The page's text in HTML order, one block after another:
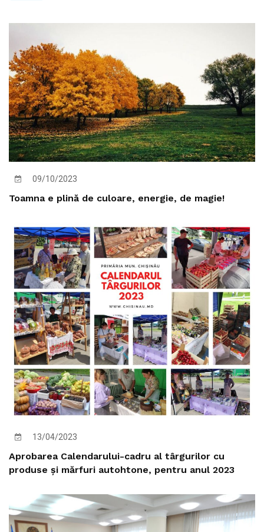
09/10/2023
Toamna e plină de culoare, energie, de magie!
13/04/2023
Aprobarea Calendarului-cadru al târgurilor cu
produse și mărfuri autohtone, pentru anul 2023